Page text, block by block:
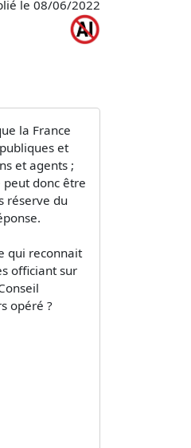
le 08/06/2022
la France
et
et agents ;
donc être
réserve du
qui reconnait
officiant sur
opéré ?